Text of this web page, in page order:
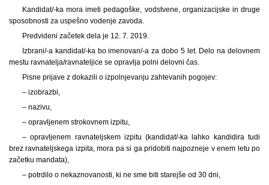
Kandidat/-ka mora imeti pedagoške, vodstvene, organizacijske in druge
sposobnosti za uspešno vodenje zavoda.
Predvideni začetek dela je 12. 7. 2019.
Izbrani/-a kandidat/-ka bo imenovan/-a za dobo 5 let. Delo na delovnem
mestu ravnatelja/ravnateljice se opravlja polni delovni čas.
Pisne prijave z dokazili o izpolnjevanju zahtevanih pogojev:
– izobrazbi,
– nazivu,
– opravljenem strokovnem izpitu,
– opravljenem ravnateljskem izpitu (kandidat/-ka lahko kandidira tudi
brez ravnateljskega izpita, mora pa si ga pridobiti najpozneje v enem letu po
začetku mandata),
– potrdilo o nekaznovanosti, ki ne sme biti starejše od 30 dni,